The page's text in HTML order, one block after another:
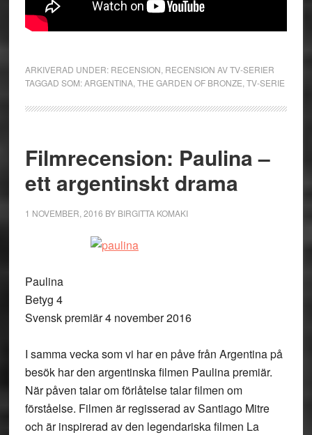
ARKIVERAD UNDER: RECENSION RECENSION AV TV-SERIER
TAGGAD SOM:ARGENTINA, THE GARDEN OF BRONZE TV-SERIE
Filmrecension: Paulina –
ett argentinskt drama
1 NOVEMBER, 2016 BY BIRGITTA KOMAKI
Paulina
Betyg 4
Svensk premiär 4 november 2016
I samma vecka som vi har en påve från Argentina på
besök har den argentinska filmen Paulina premiär.
När påven talar om förlåtelse talar filmen om
förståelse. Filmen är regisserad av Santiago Mitre
och är inspirerad av den legendariska filmen La